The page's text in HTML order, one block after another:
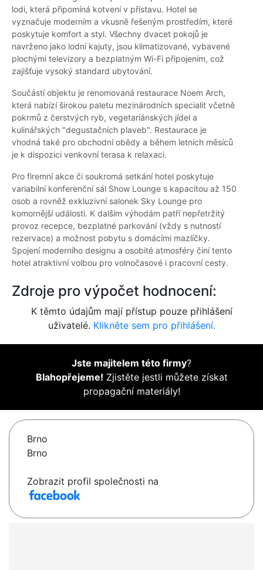
lodi, která připomíná kotvení v přístavu. Hotel se
vyznačuje moderním a vkusně řešeným prostředím, které
poskytuje komfort a styl. Všechny dvacet pokojů je
navrženo jako lodní kajuty, jsou klimatizované, vybavené
plochými televizory a bezplatným Wi-Fi připojením, což
zajišťuje vysoký standard ubytování.
Součástí objektu je renomovaná restaurace Noem Arch,
která nabízí širokou paletu mezinárodních specialit včetně
pokrmů z čerstvých ryb, vegetariánských jídel a
kulinářských "degustačních plaveb". Restaurace je
vhodná také pro obchodní obědy a během letních měsíců
je k dispozici venkovní terasa k relaxaci.
Pro firemní akce či soukromá setkání hotel poskytuje
variabilní konferenční sál Show Lounge s kapacitou až 150
osob a rovněž exkluzivní salonek Sky Lounge pro
komornější události. K dalším výhodám patří nepřetržitý
provoz recepce, bezplatné parkování (vždy s nutností
rezervace) a možnost pobytu s domácími mazlíčky.
Spojení moderního designu a osobité atmosféry činí tento
hotel atraktivní volbou pro volnočasové i pracovní cesty.
Zdroje pro výpočet hodnocení:
K těmto údajům mají přístup pouze přihlášení
uživatelé. Klikněte sem pro přihlášení.
Jste majitelem této firmy?
Blahopřejeme! Zjistěte jestli můžete získat
propagační materiály!
Brno
Brno
Zobrazit profil společnosti na